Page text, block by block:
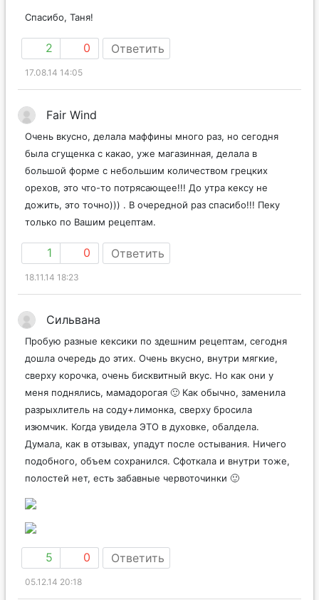
Спасибо, Таня!
2 0 Ответить
17.08.14 14:05
Fair Wind
Очень вкусно, делала маффины много раз, но сегодня
была сгущенка с какао, уже магазинная, делала в
большой форме с небольшим количеством грецких
орехов, это что-то потрясающее!!! До утра кексу не
дожить, это точно))) . В очередной раз спасибо!!! Пеку
только по Вашим рецептам.
1 0 Ответить
18.11.14 18:23
Сильвана
Пробую разные кексики по здешним рецептам, сегодня
дошла очередь до этих. Очень вкусно, внутри мягкие,
сверху корочка, очень бисквитный вкус. Но как они у
меня поднялись, мамадорогая 🙂 Как обычно, заменила
разрыхлитель на соду+лимонка, сверху бросила
изюмчик. Когда увидела ЭТО в духовке, обалдела.
Думала, как в отзывах, упадут после остывания. Ничего
подобного, объем сохранился. Сфоткала и внутри тоже,
полостей нет, есть забавные червоточинки 🙂
5 0 Ответить
05.12.14 20:18